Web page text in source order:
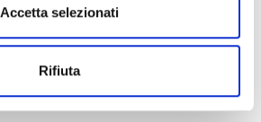
Accetta selezionati
Rifiuta